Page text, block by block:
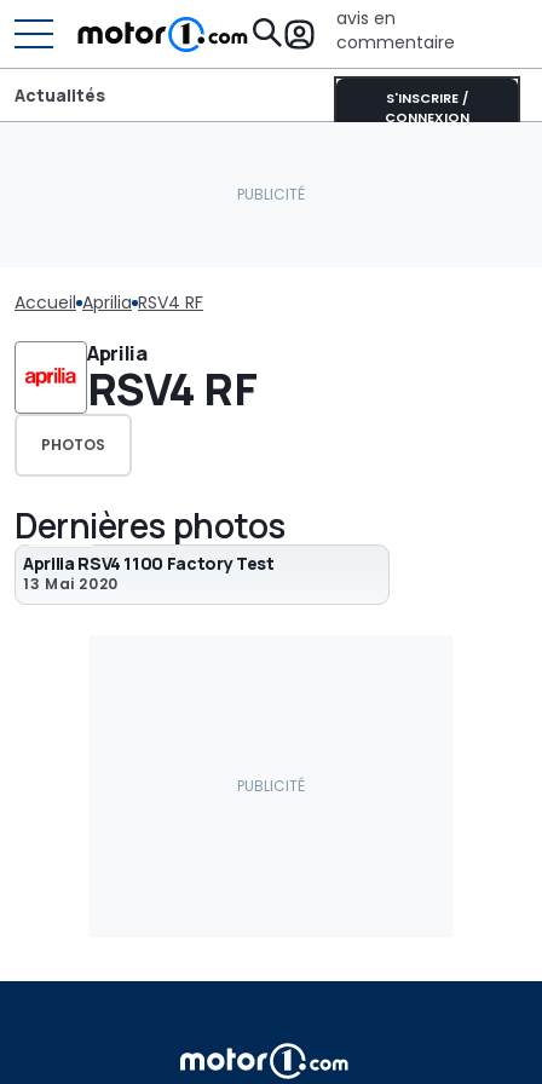
avis en
commentaire
S'INSCRIRE /
CONNEXION
Actualités
Accueil Aprilia RSV4 RF
Aprilia
RSV4 RF
PHOTOS
Dernières photos
5
Aprilia RSV4 1100 Factory Test
13 Mai 2020